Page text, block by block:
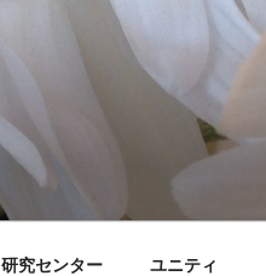
研究センター ユニティ